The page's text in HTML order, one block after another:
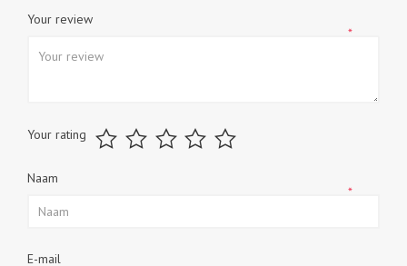
Your review
*
Your rating
Naam
*
E-mail